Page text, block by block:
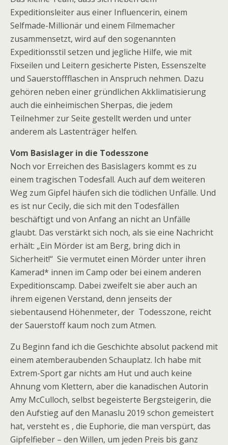
Expeditionsleiter aus einer Influencerin, einem
Selfmade-Millionär und einem Filmemacher
zusammensetzt, wird auf den sogenannten
Expeditionsstil setzen und jegliche Hilfe, wie mit
Fixseilen und Leitern gesicherte Pisten, Essenszelte
und Sauerstoffflaschen in Anspruch nehmen. Dazu
gehören neben einer gründlichen Akklimatisierung
auch die einheimischen Sherpas, die jedem
Teilnehmer zur Seite gestellt werden und unter
anderem als Lastenträger helfen.
Vom Basislager in die Todesszone
Noch vor Erreichen des Basislagers kommt es zu
einem tragischen Todesfall. Auch auf dem weiteren
Weg zum Gipfel häufen sich die tödlichen Unfälle. Und
es ist nur Cecily, die sich mit den Todesfällen
beschäftigt und von Anfang an nicht an Unfälle
glaubt. Das verstärkt sich noch, als sie eine Nachricht
erhält: „Ein Mörder ist am Berg, bring dich in
Sicherheit!“ Sie vermutet einen Mörder unter ihren
Kamerad* innen im Camp oder bei einem anderen
Expeditionscamp. Dabei zweifelt sie aber auch an
ihrem eigenen Verstand, denn jenseits der
siebentausend Höhenmeter, der Todesszone, reicht
der Sauerstoff kaum noch zum Atmen.
Zu Beginn fand ich die Geschichte absolut packend mit
einem atemberaubenden Schauplatz. Ich habe mit
Extrem-Sport gar nichts am Hut und auch keine
Ahnung vom Klettern, aber die kanadischen Autorin
Amy McCulloch, selbst begeisterte Bergsteigerin, die
den Aufstieg auf den Manaslu 2019 schon gemeistert
hat, versteht es , die Euphorie, die man verspürt, das
Gipfelfieber – den Willen, um jeden Preis bis ganz